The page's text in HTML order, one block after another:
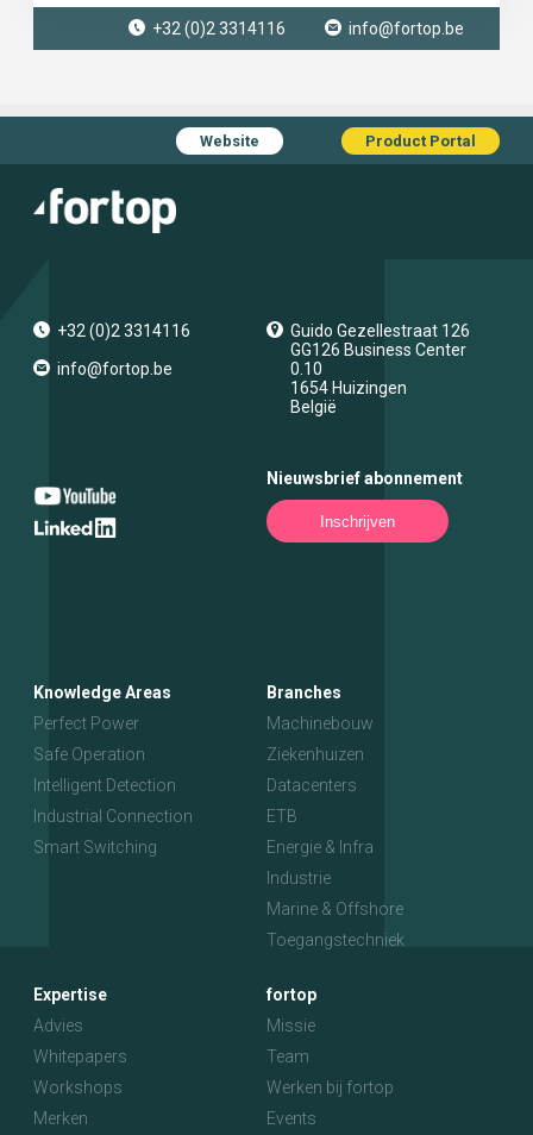
+32 (0)2 3314116 info@fortop.be
Website Product Portal
+32 (0)2 3314116
info@fortop.be
Guido Gezellestraat 126
GG126 Business Center
0.10
1654 Huizingen
België
Nieuwsbrief abonnement
Inschrijven
Knowledge Areas
Perfect Power
Safe Operation
Intelligent Detection
Industrial Connection
Smart Switching
Branches
Machinebouw
Ziekenhuizen
Datacenters
ETB
Energie & Infra
Industrie
Marine & Offshore
Toegangstechniek
Expertise
Advies
Whitepapers
Workshops
Merken
fortop
Missie
Team
Werken bij fortop
Events